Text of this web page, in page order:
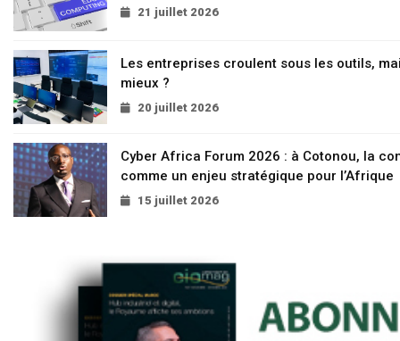
21 juillet 2026
Les entreprises croulent sous les outils,
mieux ?
20 juillet 2026
Cyber Africa Forum 2026 : à Cotonou, la
comme un enjeu stratégique pour l’Afrique
15 juillet 2026